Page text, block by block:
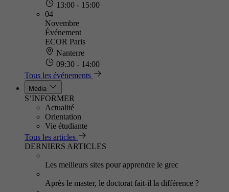
13:00 - 15:00
04
Novembre
Événement
ECOR Paris
Nanterre
09:30 - 14:00
Tous les événements
Média
S’INFORMER
Actualité
Orientation
Vie étudiante
Tous les articles
DERNIERS ARTICLES
Les meilleurs sites pour apprendre le grec
Après le master, le doctorat fait-il la différence ?